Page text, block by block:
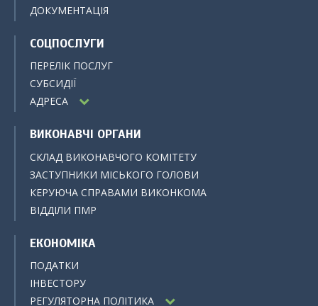
ДОКУМЕНТАЦІЯ
СОЦПОСЛУГИ
ПЕРЕЛІК ПОСЛУГ
СУБСИДІЇ
АДРЕСА
ВИКОНАВЧІ ОРГАНИ
СКЛАД ВИКОНАВЧОГО КОМІТЕТУ
ЗАСТУПНИКИ МІСЬКОГО ГОЛОВИ
КЕРУЮЧА СПРАВАМИ ВИКОНКОМА
ВІДДІЛИ ПМР
ЕКОНОМІКА
ПОДАТКИ
ІНВЕСТОРУ
РЕГУЛЯТОРНА ПОЛІТИКА